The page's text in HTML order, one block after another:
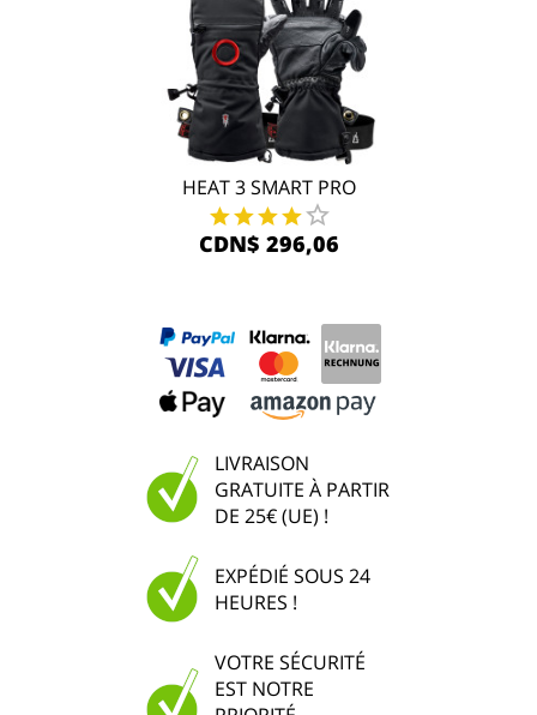
HEAT 3 SMART PRO
CDN$ 296,06
LIVRAISON
GRATUITE À PARTIR
DE 25€ (UE) !
EXPÉDIÉ SOUS 24
HEURES !
VOTRE SÉCURITÉ
EST NOTRE